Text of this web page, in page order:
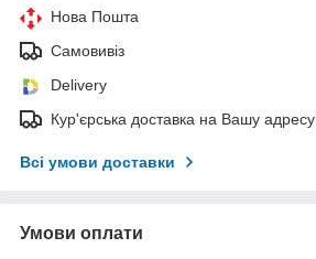
Нова Пошта
Самовивіз
Delivery
Кур'єрська доставка на Вашу адресу
Всі умови доставки
Умови оплати